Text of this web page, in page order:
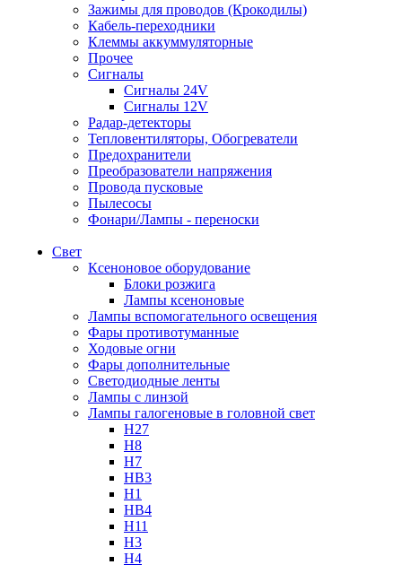
Зажимы для проводов (Крокодилы)
Кабель-переходники
Клеммы аккуммуляторные
Прочее
Сигналы
Сигналы 24V
Сигналы 12V
Радар-детекторы
Тепловентиляторы, Обогреватели
Предохранители
Преобразователи напряжения
Провода пусковые
Пылесосы
Фонари/Лампы - переноски
Свет
Ксеноновое оборудование
Блоки розжига
Лампы ксеноновые
Лампы вспомогательного освещения
Фары противотуманные
Ходовые огни
Фары дополнительные
Светодиодные ленты
Лампы с линзой
Лампы галогеновые в головной свет
H27
H8
H7
HB3
H1
HB4
H11
H3
H4